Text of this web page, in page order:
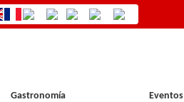
Gastronomía Eventos